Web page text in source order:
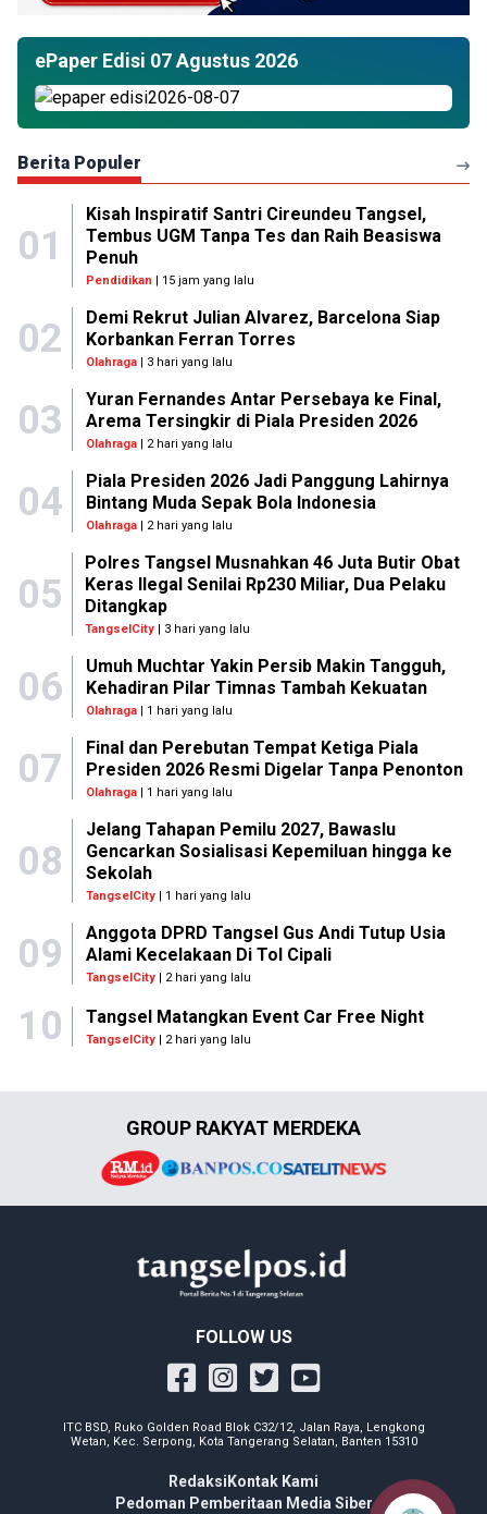
ePaper Edisi 07 Agustus 2026
Berita Populer
01
Kisah Inspiratif Santri Cireundeu Tangsel,
Tembus UGM Tanpa Tes dan Raih Beasiswa
Penuh
Pendidikan | 15 jam yang lalu
02
Demi Rekrut Julian Alvarez, Barcelona Siap
Korbankan Ferran Torres
Olahraga| 3 hari yang lalu
03
Yuran Fernandes Antar Persebaya ke Final,
Arema Tersingkir di Piala Presiden 2026
Olahraga| 2 hari yang lalu
04
Piala Presiden 2026 Jadi Panggung Lahirnya
Bintang Muda Sepak Bola Indonesia
Olahraga| 2 hari yang lalu
05
Polres Tangsel Musnahkan 46 Juta Butir Obat
Keras Ilegal Senilai Rp230 Miliar, Dua Pelaku
Ditangkap
TangselCity | 3 hari yang lalu
06
Umuh Muchtar Yakin Persib Makin Tangguh,
Kehadiran Pilar Timnas Tambah Kekuatan
Olahraga| 1 hari yang lalu
07
Final dan Perebutan Tempat Ketiga Piala
Presiden 2026 Resmi Digelar Tanpa Penonton
Olahraga| 1 hari yang lalu
08
Jelang Tahapan Pemilu 2027, Bawaslu
Gencarkan Sosialisasi Kepemiluan hingga ke
Sekolah
TangselCity| 1 hari yang lalu
09
Anggota DPRD Tangsel Gus Andi Tutup Usia
Alami Kecelakaan Di Tol Cipali
TangselCity| 2 hari yang lalu
10 Tangsel Matangkan Event Car Free Night
TangselCity | 2 hari yang lalu
GROUP RAKYAT MERDEKA
FOLLOW US
ITC BSD, Ruko Golden Road Blok C32/12, Jalan Raya, Lengkong
Wetan, Kec. Serpong, Kota Tangerang Selatan, Banten 15310
Redaksi Kontak Kami
Pedoman Pemberitaan Media Siber